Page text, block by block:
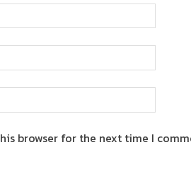
browser for the next time I